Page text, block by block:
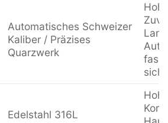
Automatisches Schweizer
Kaliber / Präzises
Quarzwerk
Edelstahl 316L